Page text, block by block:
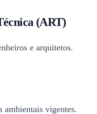
(ART)
e arquitetos.
ambientais vigentes.